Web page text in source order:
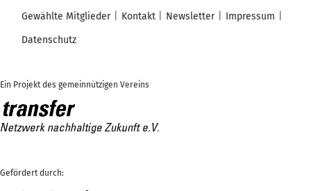
Gewählte Mitglieder
Kontakt Newsletter
Impressum
Datenschutz
Ein Projekt des gemeinnützigen Vereins
Gefördert durch: